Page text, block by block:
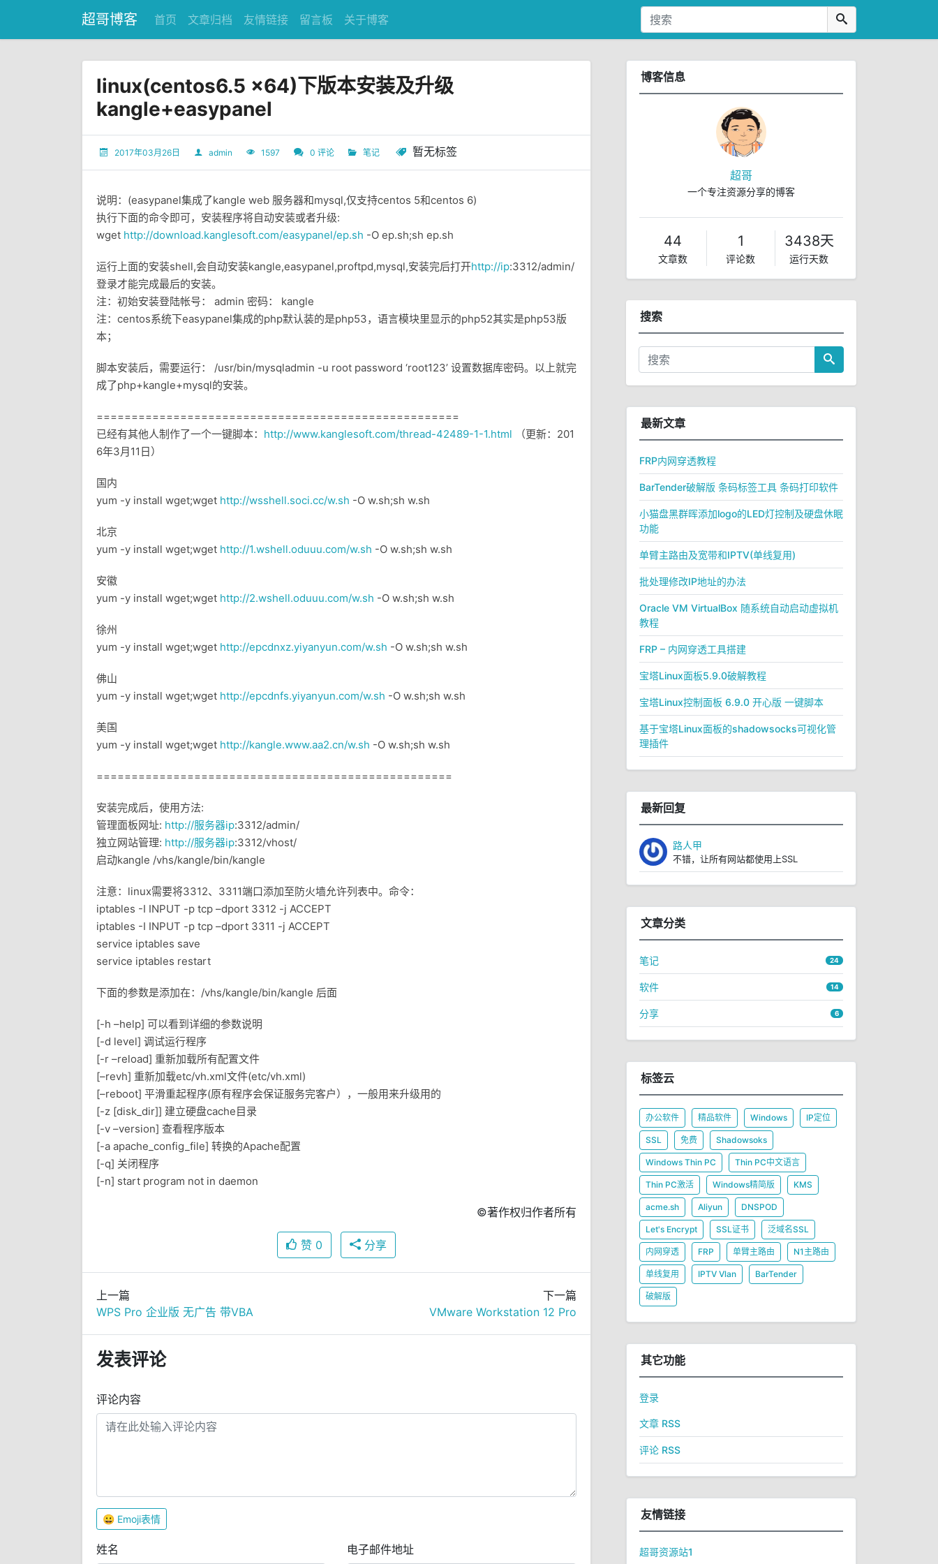
超哥博客 首页 文章归档 友情链接 留言板 关于博客
linux(centos6.5 x64)下版本安装及升级
kangle+easypanel
2017年03月26日 admin 1597 0 评论 笔记 暂无标签
说明：(easypanel集成了kangle web 服务器和mysql,仅支持centos 5和centos 6)
执行下面的命令即可，安装程序将自动安装或者升级:
wget http://download.kanglesoft.com/easypanel/ep.sh -O ep.sh;sh ep.sh
运行上面的安装shell,会自动安装kangle,easypanel,proftpd,mysql,安装完后打开http://ip:3312/admin/
登录才能完成最后的安装。
注：初始安装登陆帐号： admin 密码： kangle
注：centos系统下easypanel集成的php默认装的是php53，语言模块里显示的php52其实是php53版
本；
脚本安装后，需要运行： /usr/bin/mysqladmin -u root password ‘root123’ 设置数据库密码。以上就完
成了php+kangle+mysql的安装。
====================================================
已经有其他人制作了一个一键脚本： http://www.kanglesoft.com/thread-42489-1-1.html （更新：201
6年3月11日）
国内
yum -y install wget;wget http://wsshell.soci.cc/w.sh -O w.sh;sh w.sh
北京
yum -y install wget;wget http://1.wshell.oduuu.com/w.sh -O w.sh;sh w.sh
安徽
yum -y install wget;wget http://2.wshell.oduuu.com/w.sh -O w.sh;sh w.sh
徐州
yum -y install wget;wget http://epcdnxz.yiyanyun.com/w.sh -O w.sh;sh w.sh
佛山
yum -y install wget;wget http://epcdnfs.yiyanyun.com/w.sh -O w.sh;sh w.sh
美国
yum -y install wget;wget http://kangle.www.aa2.cn/w.sh -O w.sh;sh w.sh
===================================================
安装完成后，使用方法:
管理面板网址: http://服务器ip:3312/admin/
独立网站管理: http://服务器ip:3312/vhost/
启动kangle /vhs/kangle/bin/kangle
注意：linux需要将3312、3311端口添加至防火墙允许列表中。命令：
iptables -I INPUT -p tcp –dport 3312 -j ACCEPT
iptables -I INPUT -p tcp –dport 3311 -j ACCEPT
service iptables save
service iptables restart
下面的参数是添加在：/vhs/kangle/bin/kangle 后面
[-h –help] 可以看到详细的参数说明
[-d level] 调试运行程序
[-r –reload] 重新加载所有配置文件
[–revh] 重新加载etc/vh.xml文件(etc/vh.xml)
[–reboot] 平滑重起程序(原有程序会保证服务完客户），一般用来升级用的
[-z [disk_dir]] 建立硬盘cache目录
[-v –version] 查看程序版本
[-a apache_config_file] 转换的Apache配置
[-q] 关闭程序
[-n] start program not in daemon
©著作权归作者所有
赞 0 分享
上一篇
WPS Pro 企业版 无广告 带VBA
下一篇
VMware Workstation 12 Pro
发表评论
评论内容
😀 Emoji表情
姓名 电子邮件地址
博客信息
超哥
一个专注资源分享的博客
44
文章数
1
评论数
3438天
运行天数
搜索
最新文章
FRP内网穿透教程
BarTender破解版 条码标签工具 条码打印软件
小猫盘黑群晖添加logo的LED灯控制及硬盘休眠
功能
单臂主路由及宽带和IPTV(单线复用)
批处理修改IP地址的办法
Oracle VM VirtualBox 随系统自动启动虚拟机
教程
FRP – 内网穿透工具搭建
宝塔Linux面板5.9.0破解教程
宝塔Linux控制面板 6.9.0 开心版 一键脚本
基于宝塔Linux面板的shadowsocks可视化管
理插件
最新回复
路人甲
不错，让所有网站都使用上SSL
文章分类
笔记 24
软件 14
分享 6
标签云
办公软件 精品软件 Windows IP定位
SSL 免费 Shadowsoks
Windows Thin PC Thin PC中文语言
Thin PC激活 Windows精简版 KMS
acme.sh Aliyun DNSPOD
Let's Encrypt SSL证书 泛域名SSL
内网穿透 FRP 单臂主路由 N1主路由
单线复用 IPTV Vlan BarTender
破解版
其它功能
登录
文章 RSS
评论 RSS
友情链接
超哥资源站1